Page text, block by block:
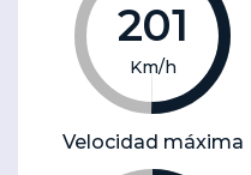
201
Km/h
Velocidad máxima